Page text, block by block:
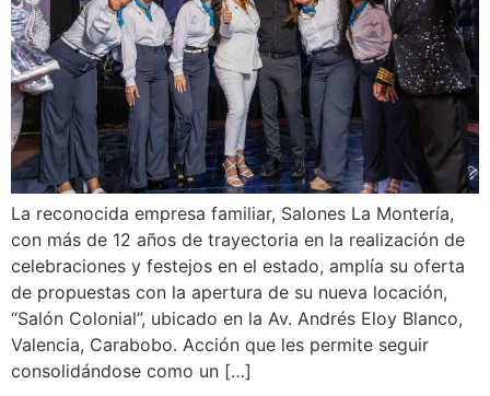
La reconocida empresa familiar, Salones La Montería,
con más de 12 años de trayectoria en la realización de
celebraciones y festejos en el estado, amplía su oferta
de propuestas con la apertura de su nueva locación,
“Salón Colonial”, ubicado en la Av. Andrés Eloy Blanco,
Valencia, Carabobo. Acción que les permite seguir
consolidándose como un […]